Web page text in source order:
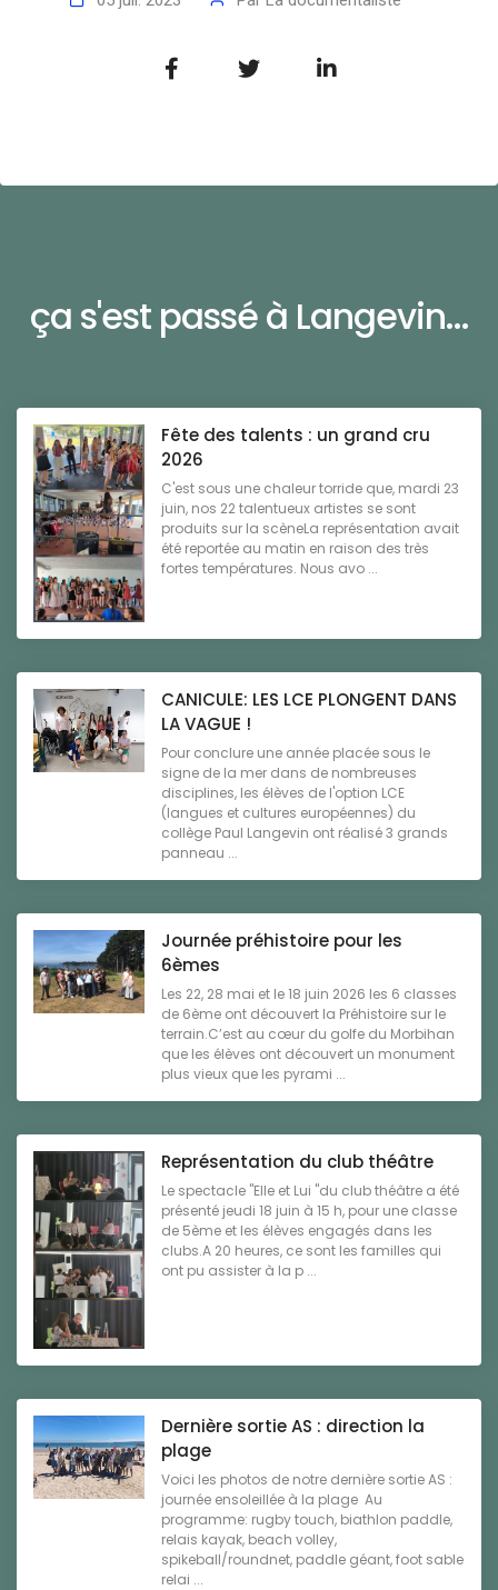
ça s'est passé à Langevin...
Fête des talents : un grand cru
2026
C'est sous une chaleur torride que, mardi 23
juin, nos 22 talentueux artistes se sont
produits sur la scèneLa représentation avait
été reportée au matin en raison des très
fortes températures. Nous avo ...
CANICULE: LES LCE PLONGENT DANS
LA VAGUE !
Pour conclure une année placée sous le
signe de la mer dans de nombreuses
disciplines, les élèves de l'option LCE
(langues et cultures européennes) du
collège Paul Langevin ont réalisé 3 grands
panneau ...
Journée préhistoire pour les
6èmes
Les 22, 28 mai et le 18 juin 2026 les 6 classes
de 6ème ont découvert la Préhistoire sur le
terrain.C’est au cœur du golfe du Morbihan
que les élèves ont découvert un monument
plus vieux que les pyrami ...
Représentation du club théâtre
Le spectacle "Elle et Lui "du club théâtre a été
présenté jeudi 18 juin à 15 h, pour une classe
de 5ème et les élèves engagés dans les
clubs.A 20 heures, ce sont les familles qui
ont pu assister à la p ...
Dernière sortie AS : direction la
plage
Voici les photos de notre dernière sortie AS :
journée ensoleillée à la plage Au
programme: rugby touch, biathlon paddle,
relais kayak, beach volley,
spikeball/roundnet, paddle géant, foot sable
relai ...